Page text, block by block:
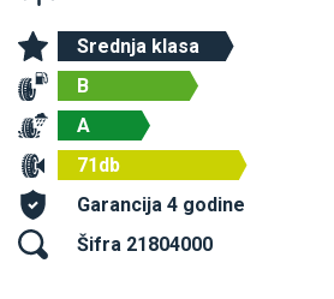
Srednja klasa
B
A
71db
Garancija 4 godine
Šifra 21804000